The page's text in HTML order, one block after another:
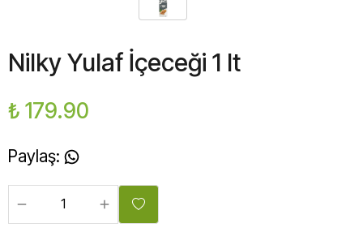
Nilky Yulaf İçeceği 1 lt
₺ 179.90
Paylaş: